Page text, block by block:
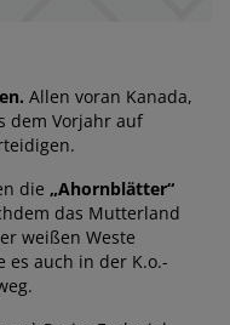
Allen voran Kanada,
dem Vorjahr auf
die „Ahornblätter“
das Mutterland
weißen Weste
auch in der K.o.-